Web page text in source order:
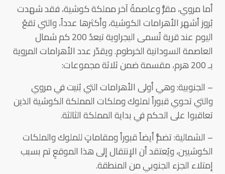
أما مروي، مقرُّ وعاصمةُ آخر مملكة كوشية، فقد شهدت
بُروز أشهر الأهرامات الكوشية، وأكثرها عدداً، والتي تقعُ
اليوم عند قرية تُسمى البجراوية تبعدُ 200 كم شمال
العاصمة السودانية الخرطوم. ويقدّر عدد الأهرامات المروية
بـ 200 هرم، مقسمة ضمن ثلاثة مجموعات:
– الجنوبية: وهي أولى الأهرامات التي بُنيت في مروي
والتي تحوي قبوراً لملوك وملكات المملكة الكوشية الذين
تعاقبوا على الحكم في بداية المملكة الثالثة.
– الشمالية: تضمُّ أيضاً قبوراً ومقاماتٍ للملوك والملكات
الكوشيين، ويُعتقد أن الإنتقال إلى هذا الموقعِ تم بسبب
إمتلاء الجزء الجنوبي من المنطقة.